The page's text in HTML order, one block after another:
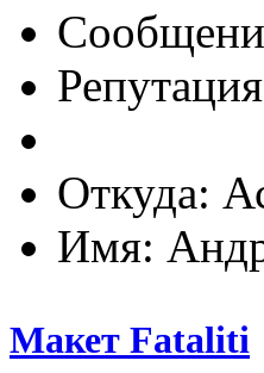
Откуда:
Имя:
Макет Fataliti